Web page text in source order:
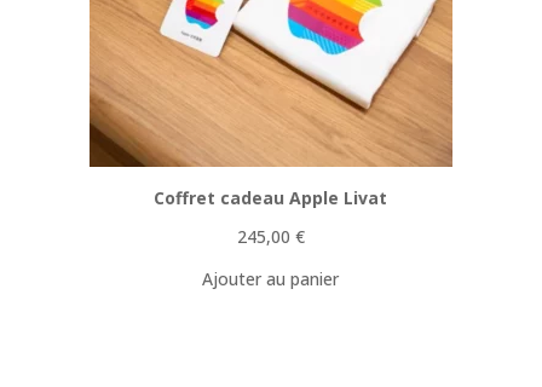
Coffret cadeau Apple Livat
245,00 €
Ajouter au panier